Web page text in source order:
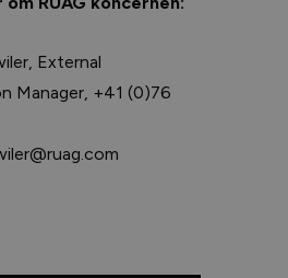
External
Manager, +41 (0)76